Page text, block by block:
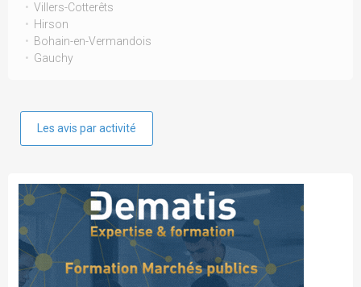
Villers-Cotterêts
Hirson
Bohain-en-Vermandois
Gauchy
Les avis par activité